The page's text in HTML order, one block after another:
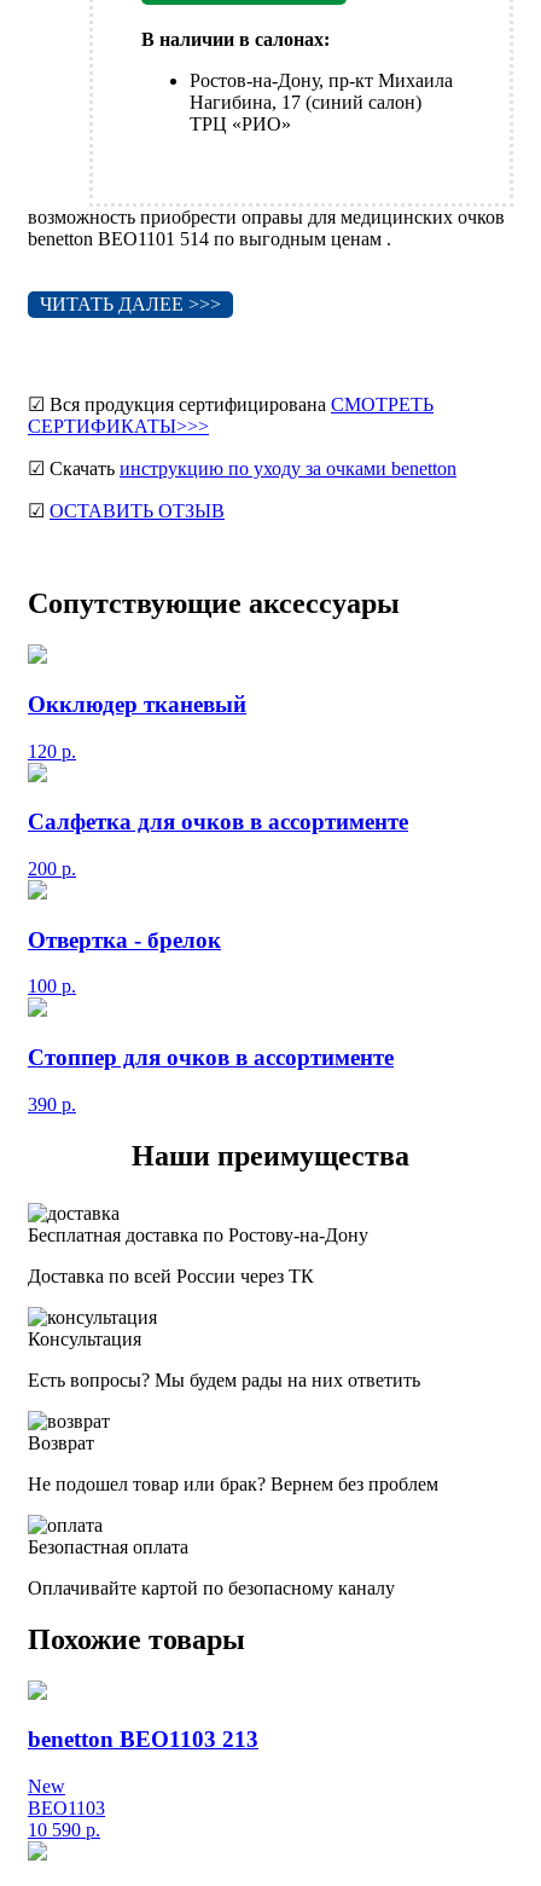
В наличии в салонах:
Ростов-на-Дону, пр-кт Михаила
Нагибина, 17 (синий салон)
ТРЦ «РИО»
возможность приобрести оправы для медицинских очков
benetton BEO1101 514 по выгодным ценам .
ЧИТАТЬ ДАЛЕЕ >>>
☑ Вся продукция сертифицирована СМОТРЕТЬ
СЕРТИФИКАТЫ>>>
☑ Скачать инструкцию по уходу за очками benetton
☑ ОСТАВИТЬ ОТЗЫВ
Сопутствующие аксессуары
Окклюдер тканевый
120 р.
Салфетка для очков в ассортименте
200 р.
Отвертка - брелок
100 р.
Стоппер для очков в ассортименте
390 р.
Наши преимущества
Бесплатная доставка по Ростову-на-Дону
Доставка по всей России через ТК
Консультация
Есть вопросы? Мы будем рады на них ответить
Возврат
Не подошел товар или брак? Вернем без проблем
Безопастная оплата
Оплачивайте картой по безопасному каналу
Похожие товары
benetton BEO1103 213
New
BEO1103
10 590 р.